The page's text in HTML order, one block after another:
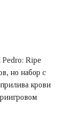
Ripe
но набор с
крови